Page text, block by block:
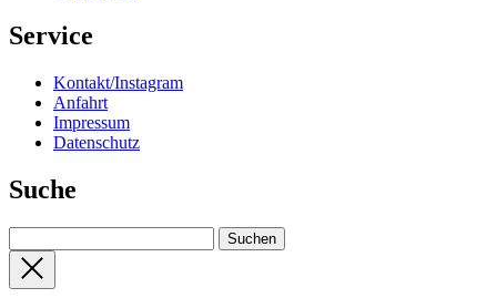
Service
Kontakt/Instagram
Anfahrt
Impressum
Datenschutz
Suche